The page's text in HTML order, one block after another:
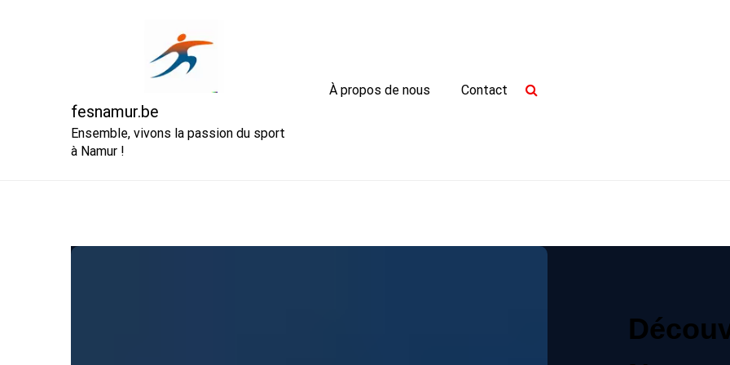
fesnamur.be
Ensemble, vivons la passion du sport
à Namur !
À propos de nous Contact